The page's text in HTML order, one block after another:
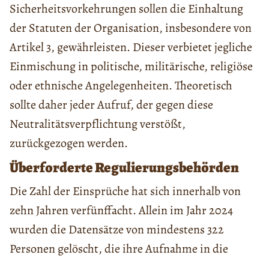
Sicherheitsvorkehrungen sollen die Einhaltung
der Statuten der Organisation, insbesondere von
Artikel 3, gewährleisten. Dieser verbietet jegliche
Einmischung in politische, militärische, religiöse
oder ethnische Angelegenheiten. Theoretisch
sollte daher jeder Aufruf, der gegen diese
Neutralitätsverpflichtung verstößt,
zurückgezogen werden.
Überforderte Regulierungsbehörden
Die Zahl der Einsprüche hat sich innerhalb von
zehn Jahren verfünffacht. Allein im Jahr 2024
wurden die Datensätze von mindestens 322
Personen gelöscht, die ihre Aufnahme in die